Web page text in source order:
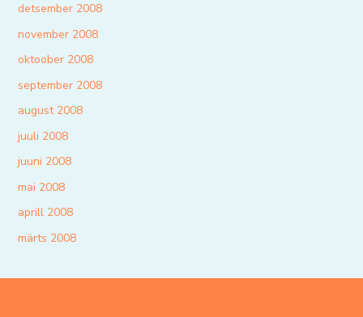
detsember 2008
november 2008
oktoober 2008
september 2008
august 2008
juuli 2008
juuni 2008
mai 2008
aprill 2008
märts 2008